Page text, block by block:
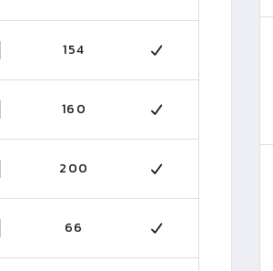
154
160
200
66